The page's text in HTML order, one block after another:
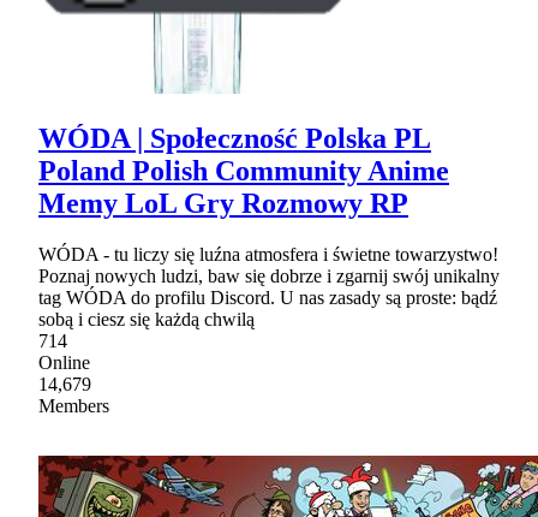
WÓDA | Społeczność Polska PL
Poland Polish Community Anime
Memy LoL Gry Rozmowy RP
WÓDA - tu liczy się luźna atmosfera i świetne towarzystwo!
Poznaj nowych ludzi, baw się dobrze i zgarnij swój unikalny
tag WÓDA do profilu Discord. U nas zasady są proste: bądź
sobą i ciesz się każdą chwilą
714
Online
14,679
Members